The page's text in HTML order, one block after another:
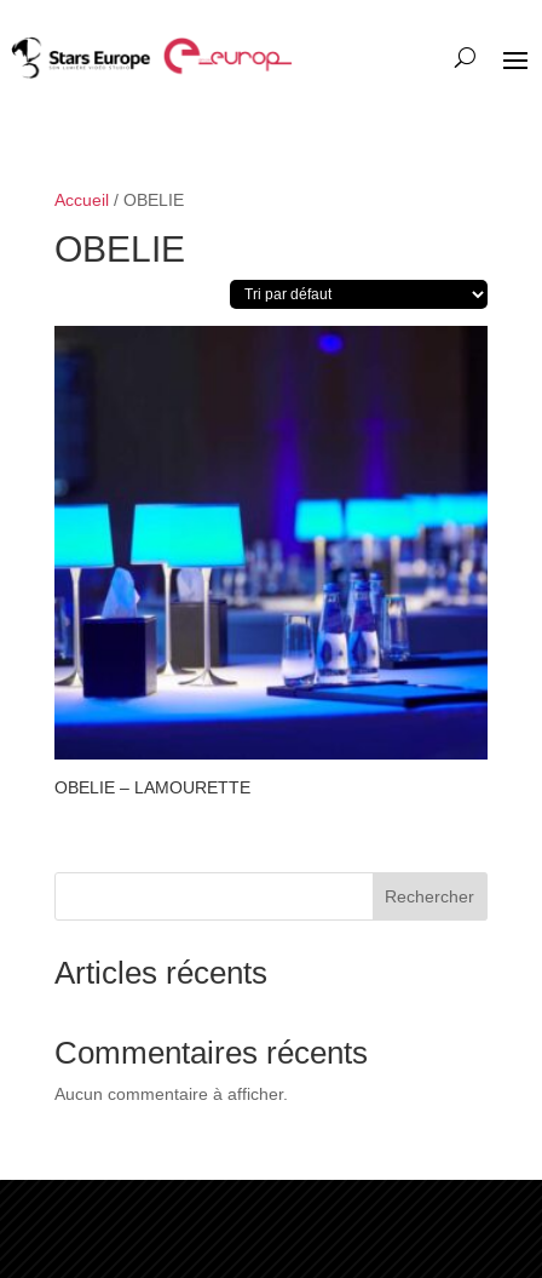
Accueil/ OBELIE
OBELIE
OBELIE – LAMOURETTE
Rechercher
Articles récents
Commentaires récents
Aucun commentaire à afficher.